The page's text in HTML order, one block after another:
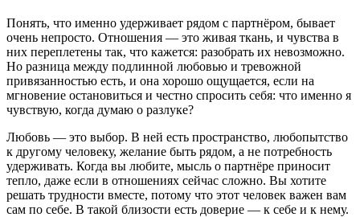
Понять, что именно удерживает рядом с партнёром, бывает
очень непросто. Отношения — это живая ткань, и чувства в
них переплетены так, что кажется: разобрать их невозможно.
Но разница между подлинной любовью и тревожной
привязанностью есть, и она хорошо ощущается, если на
мгновение остановиться и честно спросить себя: что именно я
чувствую, когда думаю о разлуке?
Любовь — это выбор. В ней есть пространство, любопытство
к другому человеку, желание быть рядом, а не потребность
удерживать. Когда вы любите, мысль о партнёре приносит
тепло, даже если в отношениях сейчас сложно. Вы хотите
решать трудности вместе, потому что этот человек важен вам
сам по себе. В такой близости есть доверие — к себе и к нему.